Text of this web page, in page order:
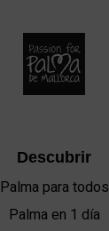
Descubrir
Palma para todos
Palma en 1 día